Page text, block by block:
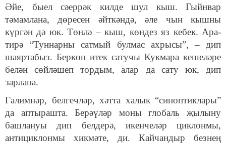
Әйе, быел сәеррәк килде шул кыш. Гыйнвар
тәмамлана, дөресен әйткәндә, әле чын кышны
күргән дә юк. Төнлә – кыш, көндез яз кебек. Ара-
тирә “Туннарны сатмый булмас ахрысы”, – дип
шаяртабыз. Беркөн итек сатучы Кукмара кешеләре
белән сөйләшеп тордым, алар да сату юк, дип
зарлана.
Галимнәр, белгечләр, хәтта халык “синоптиклары”
да аптырашта. Берәүләр моны глобаль җылыну
башлануы дип белдерә, икенчеләр циклонмы,
антициклонмы хикмәте, ди. Кайчандыр безнең